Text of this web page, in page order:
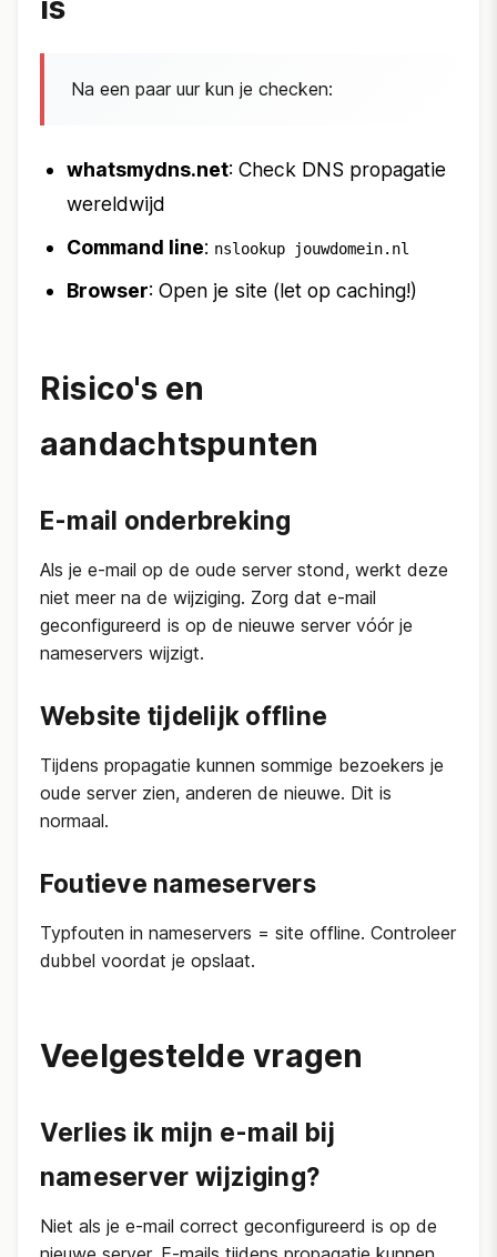
is
Na een paar uur kun je checken:
whatsmydns.net: Check DNS propagatie
wereldwijd
Command line: nslookup jouwdomein.nl
Browser: Open je site (let op caching!)
Risico's en
aandachtspunten
E-mail onderbreking
Als je e-mail op de oude server stond, werkt deze
niet meer na de wijziging. Zorg dat e-mail
geconfigureerd is op de nieuwe server vóór je
nameservers wijzigt.
Website tijdelijk offline
Tijdens propagatie kunnen sommige bezoekers je
oude server zien, anderen de nieuwe. Dit is
normaal.
Foutieve nameservers
Typfouten in nameservers = site offline. Controleer
dubbel voordat je opslaat.
Veelgestelde vragen
Verlies ik mijn e-mail bij
nameserver wijziging?
Niet als je e-mail correct geconfigureerd is op de